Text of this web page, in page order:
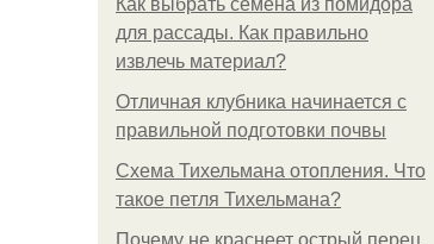
Как выбрать семена из помидора
для рассады. Как правильно
извлечь материал?
Отличная клубника начинается с
правильной подготовки почвы
Схема Тихельмана отопления. Что
такое петля Тихельмана?
Почему не краснеет острый перец